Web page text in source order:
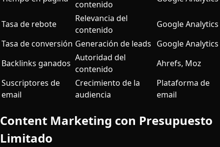
contenido
Tasa de rebote
Relevancia del
contenido
Google Analytics
Tasa de conversión Generación de leads Google Analytics
Backlinks ganados
Autoridad del
contenido
Ahrefs, Moz
Suscriptores de
email
Crecimiento de la
audiencia
Plataforma de
email
Content Marketing con Presupuesto
Limitado